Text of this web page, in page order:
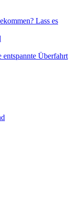
Lass es
Überfahrt